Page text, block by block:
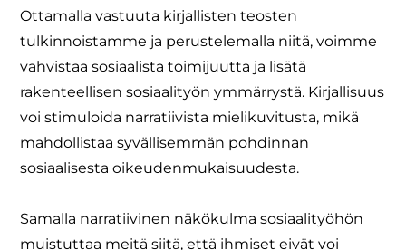
Ottamalla vastuuta kirjallisten teosten
tulkinnoistamme ja perustelemalla niitä, voimme
vahvistaa sosiaalista toimijuutta ja lisätä
rakenteellisen sosiaalityön ymmärrystä. Kirjallisuus
voi stimuloida narratiivista mielikuvitusta, mikä
mahdollistaa syvällisemmän pohdinnan
sosiaalisesta oikeudenmukaisuudesta.
Samalla narratiivinen näkökulma sosiaalityöhön
muistuttaa meitä siitä, että ihmiset eivät voi